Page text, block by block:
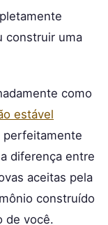
construir uma
como
estável
perfeitamente
diferença entre
aceitas pela
construído
de você.